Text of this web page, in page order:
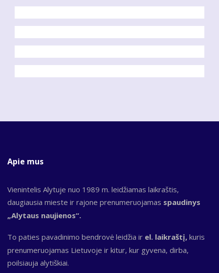
Apie mus
Vienintelis Alytuje nuo 1989 m. leidžiamas laikraštis,
daugiausia mieste ir rajone prenumeruojamas spaudinys
„Alytaus naujienos“.
To paties pavadinimo bendrovė leidžia ir el. laikraštį, kuris
prenumeruojamas Lietuvoje ir kitur, kur gyvena, dirba,
poilsiauja alytiškiai.